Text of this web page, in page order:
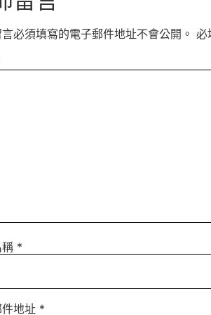
必須填寫的電子郵件地址不會公開。 必
*
地址 *